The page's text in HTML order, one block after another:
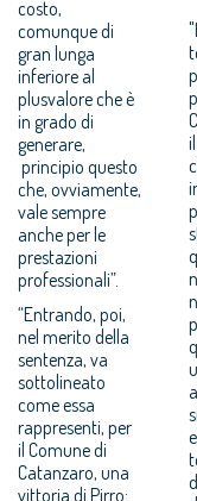
costo,
comunque di
gran lunga
inferiore al
plusvalore che è
in grado di
generare,
principio questo
che, ovviamente,
vale sempre
anche per le
prestazioni
professionali”.
“Entrando, poi,
nel merito della
sentenza, va
sottolineato
come essa
rappresenti, per
il Comune di
Catanzaro, una
vittoria di Pirro: